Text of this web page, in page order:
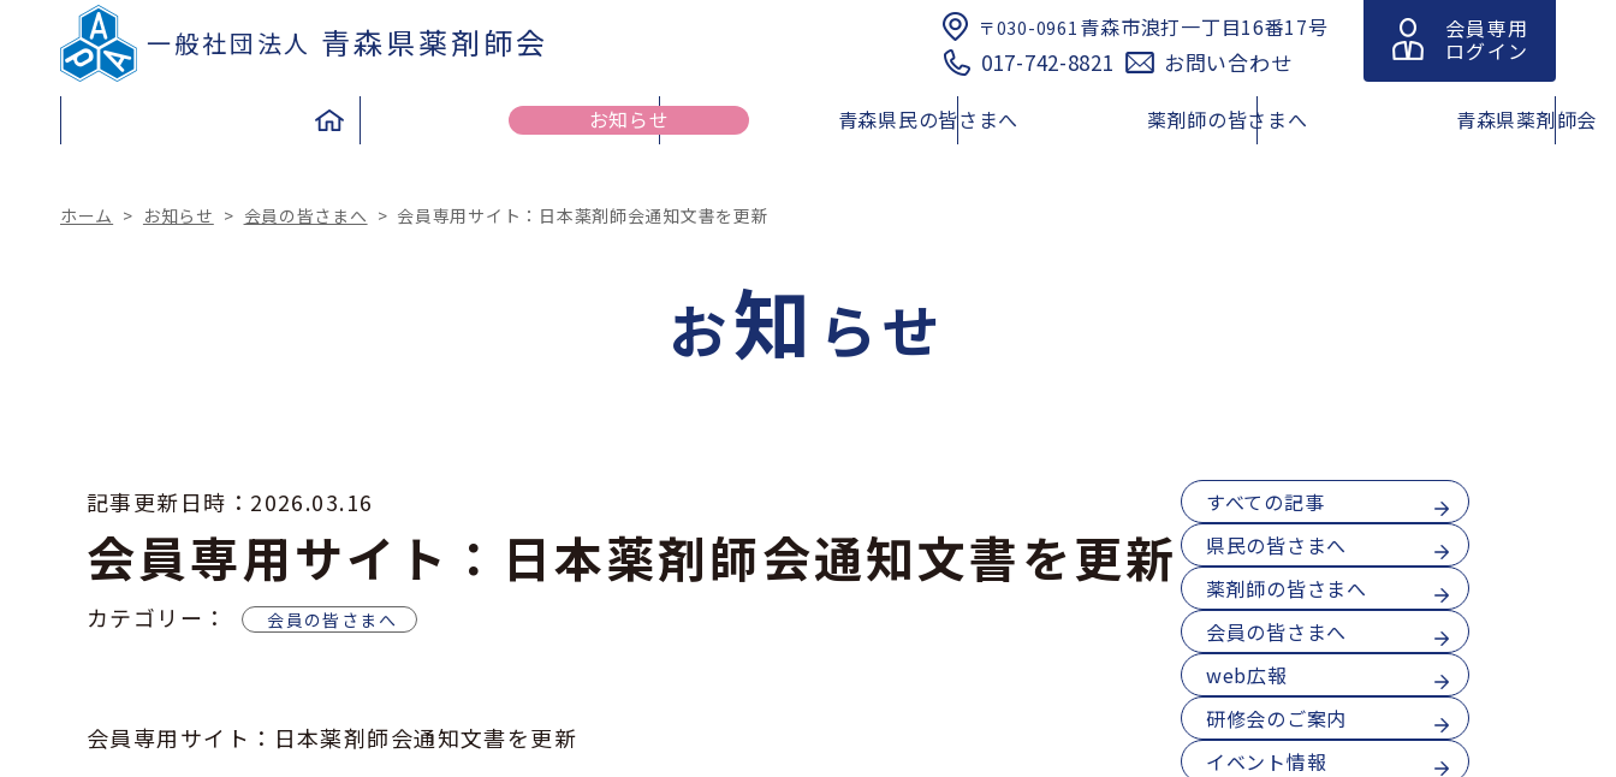
一般社団法人 青森県薬剤師会
お知らせ 青森県民の皆さまへ
TO THE PEOPLE
健康介護まちかど相談薬局
薬品提供体制に関する薬局情報
リスト
脳卒中の症状と対策
GOGO健活！マモルさんリターン
薬剤師の皆さまへ
TO THE PHARMACIST
青森県吸入療法研究会
青森県薬剤師会
017-742-8821 お問い合わせ
会員専用
ログイン
〒030-0961 青森市浪打一丁目16番17号
ホーム > お知らせ > 会員の皆さまへ > 会員専用サイト：日本薬剤師会通知文書を更新
お知 らせ
記事更新日時： 2026.03.16
会員専用サイト：日本薬剤師会通知文書を更新
カテゴリー： 会員の皆さまへ
会員専用サイト：日本薬剤師会通知文書を更新
すべての記事
県民の皆さまへ
薬剤師の皆さまへ
会員の皆さまへ
web広報
研修会のご案内
イベント情報